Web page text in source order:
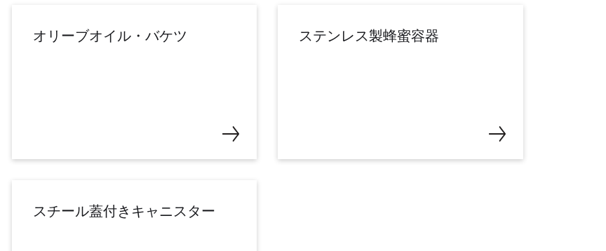
オリーブオイル・バケツ ステンレス製蜂蜜容器
スチール蓋付きキャニスター